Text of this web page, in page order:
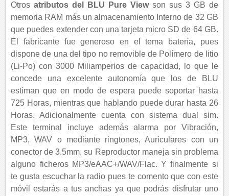
Otrosatributos del BLU Pure Viewson sus 3 GB de
memoria RAM más un almacenamiento Interno de 32 GB
que puedes extender con una tarjeta micro SD de 64 GB.
El fabricante fue generoso en el tema batería, pues
dispone de una del tipo no removible de Polímero de litio
(Li-Po) con 3000 Miliamperios de capacidad, lo que le
concede una excelente autonomía que los de BLU
estiman que en modo de espera puede soportar hasta
725 Horas, mientras que hablando puede durar hasta 26
Horas. Adicionalmente cuenta con sistema dual sim.
Este terminal incluye además alarma por Vibración,
MP3, WAV o mediante ringtones, Auriculares con un
conector de 3.5mm, su Reproductor maneja sin problema
alguno ficheros MP3/eAAC+/WAV/Flac. Y finalmente si
te gusta escuchar la radio pues te comento que con este
móvil estarás a tus anchas ya que podrás disfrutar uno